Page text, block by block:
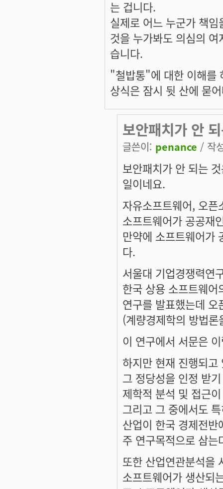
는 겁니다.
실제로 어느 누군가 책
것을 누가봐도 의심의
습니다.
"철밥통"에 대한 이해를
상식은 잠시 뒷 산에 묻
보안패치가 안
글쓴이: penance / 작
보안패치가 안 되는
일이네요.
자유소프트웨어, 오
소프트웨어가 공공재
만약에 소프트웨어가
다.
서울대 기업경쟁력연
한국 상용 소프트웨
연구를 발표했는데
(계량경제학의 방법
이 연구에서 서문은
하지만 현재 진행되
그 정당성을 인정 받
제학적 분석 및 접근
그리고 그 중에서도
산업이 한국 경제전
주 연구목적으로 삼는
또한 산업연관분석을
소프트웨어가 생산되